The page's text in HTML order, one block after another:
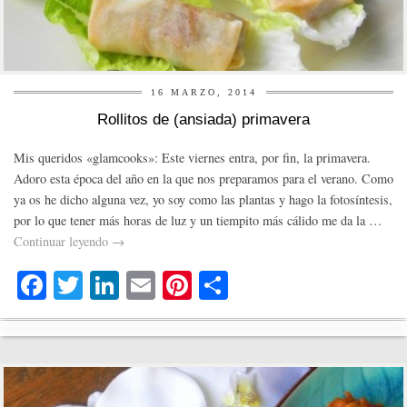
16 MARZO, 2014
Rollitos de (ansiada) primavera
Mis queridos «glamcooks»: Este viernes entra, por fin, la primavera.
Adoro esta época del año en la que nos preparamos para el verano. Como
ya os he dicho alguna vez, yo soy como las plantas y hago la fotosíntesis,
por lo que tener más horas de luz y un tiempito más cálido me da la …
Continuar leyendo →
Fa
ce
bo
ok
T
wi
tte
r
Li
nk
ed
In
E
m
ail
Pi
nt
er
es
o
m
pa